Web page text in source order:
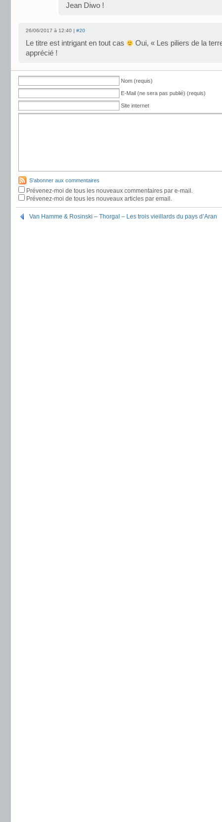
Jean Diwo !
26/06/2017 à 12:40 | #20
Le titre est intrigant en tout cas
Oui, « Les piliers de la
apprécié !
Nom (requis)
E-Mail (ne sera pas publié) (requis)
Site internet
S'abonner aux commentaires
Prévenez-moi de tous les nouveaux commentaires par e-mail.
Prévenez-moi de tous les nouveaux articles par email.
Van Hamme & Rosinski – Thorgal – Les trois vieillards du pays d’Aran